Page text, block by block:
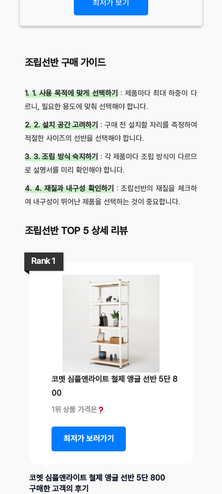
최저가 보기
조립선반 구매 가이드
1. 1. 사용 목적에 맞게 선택하기: 제품마다 최대 하중이 다
르니, 필요한 용도에 맞춰 선택해야 합니다.
2. 2. 설치 공간 고려하기 : 구매 전 설치할 자리를 측정하여
적절한 사이즈의 선반을 선택해야 합니다.
3. 3. 조립 방식 숙지하기 : 각 제품마다 조립 방식이 다르므
로 설명서를 미리 확인해야 합니다.
4. 4. 재질과 내구성 확인하기: 조립선반의 재질을 체크하
여 내구성이 뛰어난 제품을 선택하는 것이 중요합니다.
조립선반 TOP 5 상세 리뷰
Rank 1
코멧 심플앤라이트 철제 앵글 선반 5단 8
00
1위 상품 가격은
최저가 보러가기
코멧 심플앤라이트 철제 앵글 선반 5단 800
구매한 고객의 후기